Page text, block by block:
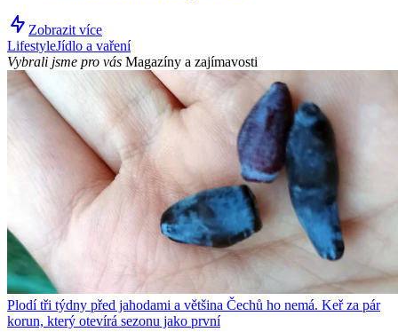
Zobrazit více
LifestyleJídlo a vaření
Vybrali jsme pro vás Magazíny a zajímavosti
Plodí tři týdny před jahodami a většina Čechů ho nemá. Keř za pár
korun, který otevírá sezonu jako první